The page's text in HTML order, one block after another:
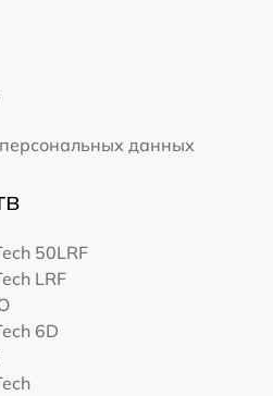
данных
50LRF
LRF
6D